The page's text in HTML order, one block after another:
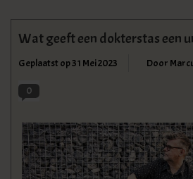
SHELBY BROTHERS
REISTASSEN
DOKTERSTASSEN
Wat geeft een dokterstas een
Geplaatst op31 Mei 2023 Door
0